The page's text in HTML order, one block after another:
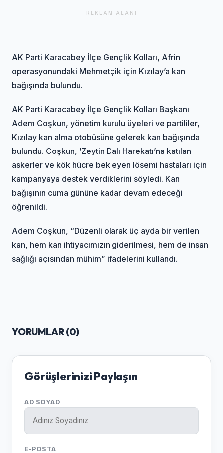
REKLAM ALANI
AK Parti Karacabey İlçe Gençlik Kolları, Afrin
operasyonundaki Mehmetçik için Kızılay’a kan
bağışında bulundu.
AK Parti Karacabey İlçe Gençlik Kolları Başkanı
Adem Coşkun, yönetim kurulu üyeleri ve partililer,
Kızılay kan alma otobüsüne gelerek kan bağışında
bulundu. Coşkun, ’Zeytin Dalı Harekatı’na katılan
askerler ve kök hücre bekleyen lösemi hastaları için
kampanyaya destek verdiklerini söyledi. Kan
bağışının cuma gününe kadar devam edeceği
öğrenildi.
Adem Coşkun, “Düzenli olarak üç ayda bir verilen
kan, hem kan ihtiyacımızın giderilmesi, hem de insan
sağlığı açısından mühim” ifadelerini kullandı.
YORUMLAR (0)
Görüşlerinizi Paylaşın
AD SOYAD
E-POSTA